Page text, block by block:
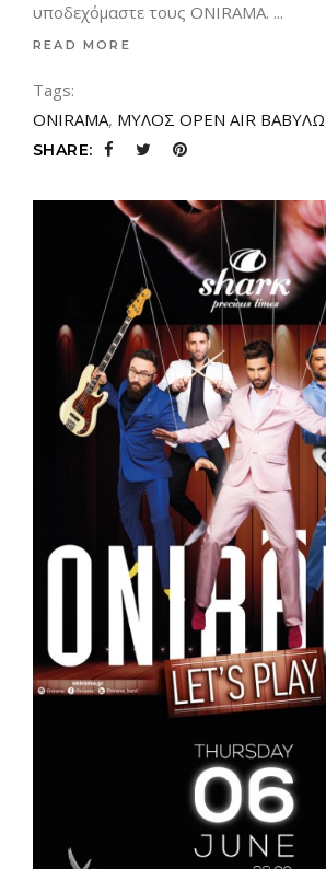
υποδεχόμαστε τους ONIRAMA.
READ MORE
Tags:
ONIRAMA, ΜΥΛΟΣ OPEN AIR
SHARE: